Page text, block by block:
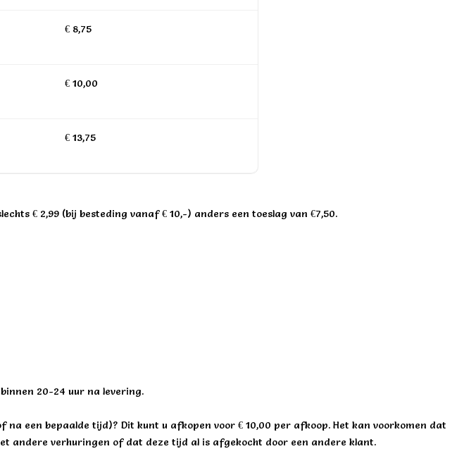
€ 8,75
€ 10,00
€ 13,75
€ 2,99 (bij besteding vanaf € 10,-) anders een toeslag van €7,50.
20-24 uur na levering.
een bepaalde tijd)? Dit kunt u afkopen voor € 10,00 per afkoop. Het kan voorkomen dat
andere verhuringen of dat deze tijd al is afgekocht door een andere klant.